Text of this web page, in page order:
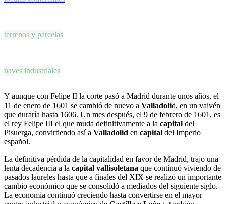
terrenos y parcelas
naves industriales
Y aunque con Felipe II la corte pasó a Madrid durante unos años, el
11 de enero de 1601 se cambió de nuevo a Valladolid, en un vaivén
que duraría hasta 1606. Un mes después, el 9 de febrero de 1601, es
el rey Felipe III el que muda definitivamente a la capital del
Pisuerga, convirtiendo así a Valladolid en capital del Imperio
español.
La definitiva pérdida de la capitalidad en favor de Madrid, trajo una
lenta decadencia a la capital vallisoletana que continuó viviendo de
pasados laureles hasta que a finales del XIX se realizó un importante
cambio económico que se consolidó a mediados del siguiente siglo.
La economía continuó creciendo hasta convertirse en el mayor